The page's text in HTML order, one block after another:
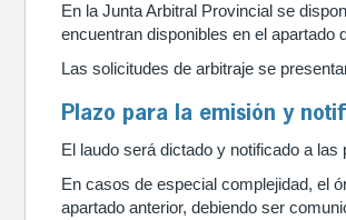
En la Junta Arbitral Provincial se
encuentran disponibles en el
Las solicitudes de arbitraje se
Plazo para la emisión y
El laudo será dictado y notificado a
En casos de especial complejidad, el
apartado anterior, debiendo ser